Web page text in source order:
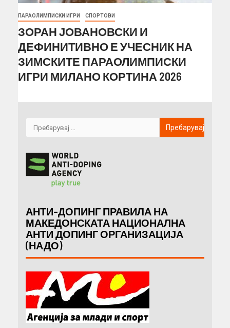
ПАРАОЛИМПИСКИ ИГРИ СПОРТОВИ
ЗОРАН ЈОВАНОВСКИ И
ДЕФИНИТИВНО Е УЧЕСНИК НА
ЗИМСКИТЕ ПАРАОЛИМПИСКИ
ИГРИ МИЛАНО КОРТИНА 2026
АНТИ-ДОПИНГ ПРАВИЛА НА
МАКЕДОНСКАТА НАЦИОНАЛНА
АНТИ ДОПИНГ ОРГАНИЗАЦИЈА
(НАДО)